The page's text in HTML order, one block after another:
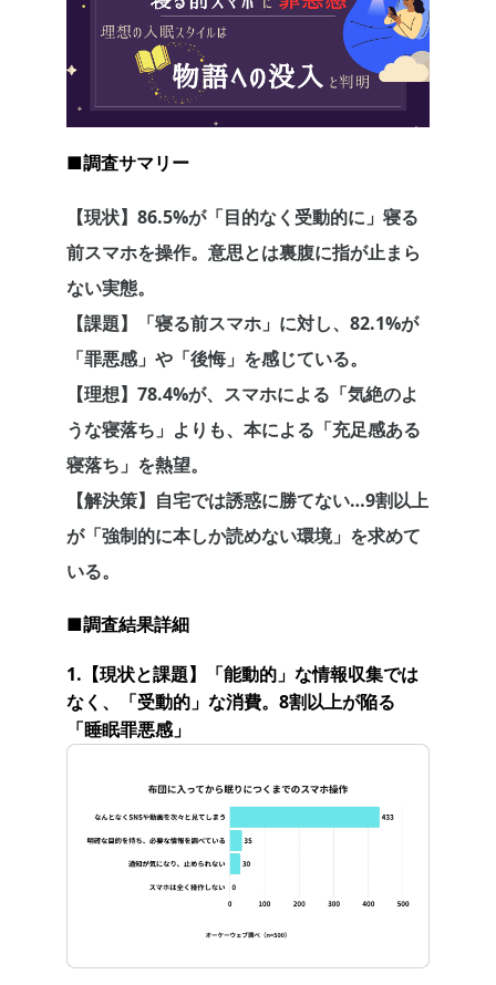
■調査サマリー
【現状】86.5%が「目的なく受動的に」寝る
前スマホを操作。意思とは裏腹に指が止まら
ない実態。
【課題】「寝る前スマホ」に対し、82.1%が
「罪悪感」や「後悔」を感じている。
【理想】78.4%が、スマホによる「気絶のよ
うな寝落ち」よりも、本による「充足感ある
寝落ち」を熱望。
【解決策】自宅では誘惑に勝てない…9割以上
が「強制的に本しか読めない環境」を求めて
いる。
■調査結果詳細
1.【現状と課題】「能動的」な情報収集では
なく、「受動的」な消費。8割以上が陥る
「睡眠罪悪感」